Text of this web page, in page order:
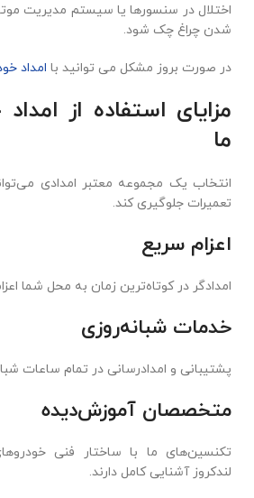
اختلال در سنسورها یا سیستم مدیریت
شدن چراغ چک شود.
در صورت بروز مشکل می توانید با امداد
مزایای استفاده از امداد
ما
انتخاب یک مجموعه معتبر امدادی
تعمیرات جلوگیری کند.
اعزام سریع
امدادگر در کوتاه‌ترین زمان به محل شما
خدمات شبانه‌روزی
پشتیبانی و امدادرسانی در تمام ساعات
متخصصان آموزش‌دیده
تکنسین‌های ما با ساختار فنی
لندکروز آشنایی کامل دارند.